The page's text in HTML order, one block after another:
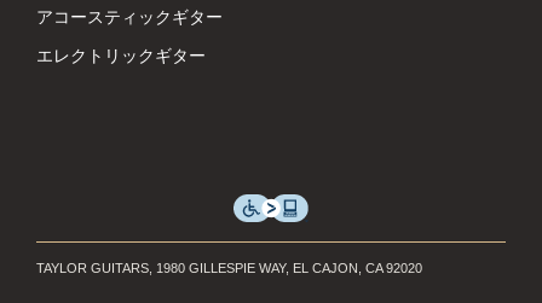
アコースティックギター
エレクトリックギター
TAYLOR GUITARS, 1980 GILLESPIE WAY, EL CAJON, CA 92020